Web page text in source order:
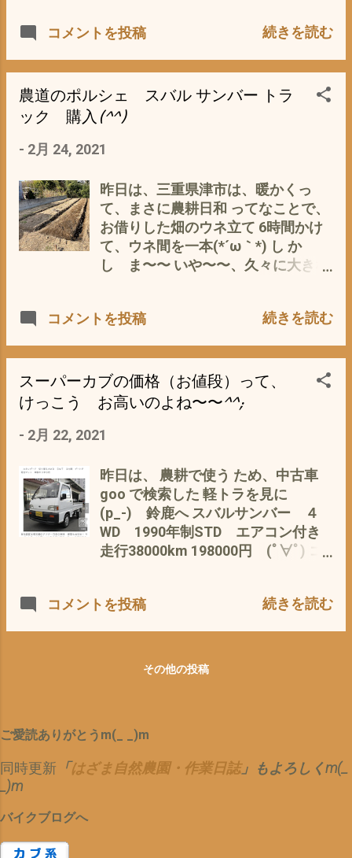
追い風にノッて、中古のカブも品
ャリー だって、今や10万円以上が当
たり前 30年以上も前の 原付き50で
すぞ(・∀・) 元々、カブって お仕
事バイク なので、状態が良くって、
しか ありえない(-_-) か、事故車
か？？？？？ 現在のようなカブブー
ムがなかった10年以上も前のカブな
ら、当然個人使用のタマは、少ない
のが当たり前。 ふんだん にあるの
は、郵便局や新聞配達などの宅配車
は？？？？ 使い捨て＝減価償却済
み のモノ が ほとんどかと こんな
状態のカブを初心者が手を出し＝ハ
性・燃費・快適性・利便性などを
味わえず、 嫌な...
「ウルトラG1」、インド市場では早
fan.jp/article/10018337 以前私的愛
用のエンジンオイル スーパーカブ
エンジンオイル 規定量 の考察 よ
的オイル管理の とりあえずの結論
ているオイルは、10w−50 まさに、
時代に逆行^^; 10月1日からバイクに
ABS/CBSが義務化
https://news.yahoo.co.jp/articles/a
1ec372e07a6c1ef883ce3e77d4042
のように 思えるが 素直に喜べな
は、 スーパーカブ110は、フロント
のドラムブレーキがABS化？ 当然、
無理なので、 ディスクブレーキが標
準装備＝強制的にドラムは廃止？ っ
て ことか？・・・・・・(T_T) ス
スク化についての考察 ならば、 早く
現行型JA44 スポーク＋ドラム仕様
を確保しなければ^^; それと、 ホン
ダ純正のG１のオイル粘度が、
10w−30➡5w−30に低粘度化＝シャビ
の車のエンジンオイルも 0w−20
捨てる？ 燃費や排ガス規制優先で、
ル？ ドラムの味を捨てる って
て 歳とともに、劣化を味わう？ っ
コメントを投稿 続きを読む
農道のポルシェ スバル サンバー トラ
ック 購入(^^)
- 2月 24, 2021
昨日は、三重県津市は、暖かくっ
て、まさに農耕日和 ってなことで、
お借りした畑のウネ立て 6時間かけ
て、ウネ間を一本(*´ω｀*) し か
し ま〜〜 いや〜〜、久々に大きな
ルサンバートラックSTDとご対面 年
も前(*´ω｀*) 走行距離
3800km（年式の割に 異常に短
い） 店主いわく、長い間 納屋にし
き パートタイム４WD マニュアル
円 諸経費・整備 で ２５マン
ぽっきり＼(^o^)／ 軽トラって、お
仕事車（農耕や荷物運び）なので、
低走行で、状態の良いのって なか
なか無いのよね〜〜〜 年式の割に、
お〜〜〜 つ マニュアルミッショ
る 車体が軽いので、 非力なパワー
なれど、心地よい加速感 私的、カブ
手放して以来 新鮮 おもしろ〜〜
は、買うしか・・・・・・・ないで
コメントを投稿 続きを読む
スーパーカブの価格（お値段）って、
けっこう お高いのよね〜〜^^;
- 2月 22, 2021
昨日は、 農耕で使う ため、中古車
goo で検索した 軽トラを見に
(p_-) 鈴鹿へ スバルサンバー ４
WD 1990年制STD エアコン付き
走行38000km 198000円 (ﾟ∀ﾟ) コ
途中 ふと見ると(p_-) 同じ スーパ
のお膝元 バイク屋さんは、目白押
買う予定は、・・・・・ないのです
が・・・・^^; 走行2万9千km お値段
は、 なかなかのお値段(ﾟ∀ﾟ) ほか、
コメントを投稿 続きを読む
その他の投稿
ご愛読ありがとうm(_ _)m
同時更新 「はざま自然農園・作業日誌」もよろしくm(_
_)m
バイクブログへ